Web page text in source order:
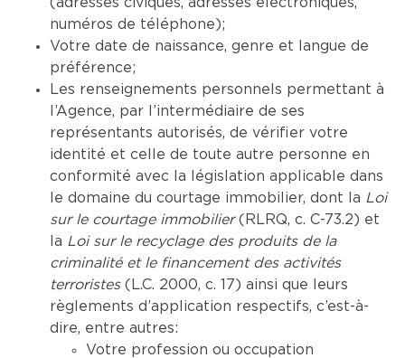
numéros de téléphone);
Votre date de naissance, genre et langue de
préférence;
Les renseignements personnels permettant à
l’Agence, par l’intermédiaire de ses
représentants autorisés, de vérifier votre
identité et celle de toute autre personne en
conformité avec la législation applicable dans
le domaine du courtage immobilier, dont la Loi
sur le courtage immobilier(RLRQ, c. C-73.2) et
la Loi sur le recyclage des produits de la
criminalité et le financement des activités
terroristes(L.C. 2000, c. 17) ainsi que leurs
règlements d’application respectifs, c’est-à-
dire, entre autres:
Votre profession ou occupation